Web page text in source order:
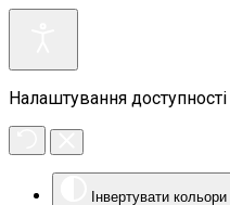
Налаштування доступності
Інвертувати кольори